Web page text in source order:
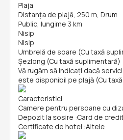
Plaja
Distanța de plajă, 250 m, Drum
Public, lungime 3 km
Nisip
Nisip
Umbrelă de soare (Cu taxă
Șezlong (Cu taxă suplimentară)
Vă rugăm să indicați dacă
este disponibil pe plajă (Cu
Caracteristici
Camere pentru persoane cu
Depozit la sosire :Card de
Certificate de hotel :Altele